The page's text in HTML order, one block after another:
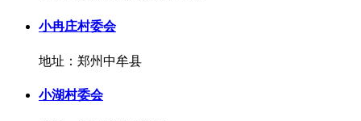
小冉庄村委会
地址：郑州中牟县
小湖村委会